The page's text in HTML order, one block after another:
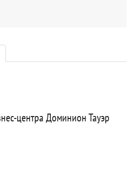
центра Доминион Тауэр